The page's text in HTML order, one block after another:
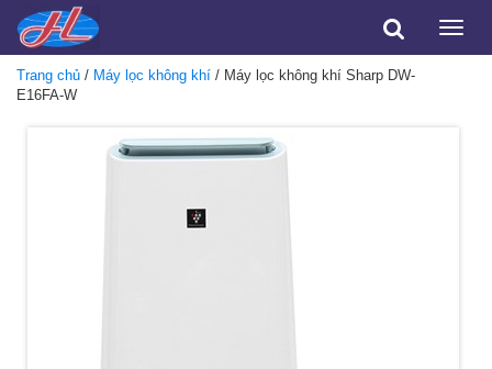
Toggle
Trang chủ / Máy lọc không khí / Máy lọc không khí Sharp DW-
E16FA-W